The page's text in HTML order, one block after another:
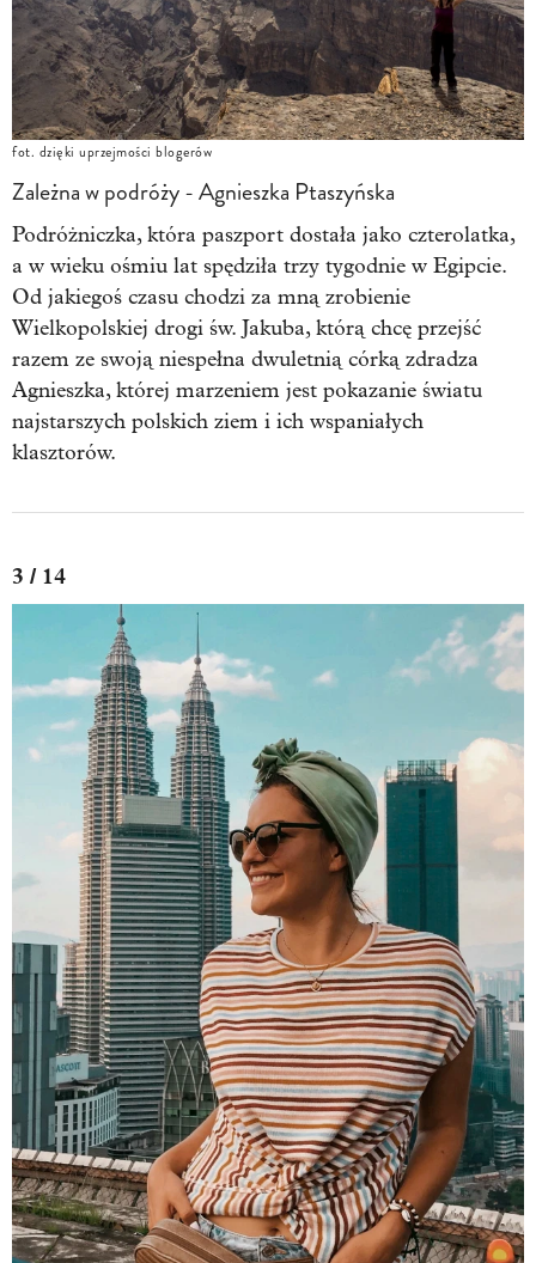
fot. dzięki uprzejmości blogerów
Zależna w podróży - Agnieszka Ptaszyńska
Podróżniczka, która paszport dostała jako czterolatka,
a w wieku ośmiu lat spędziła trzy tygodnie w Egipcie.
Od jakiegoś czasu chodzi za mną zrobienie
Wielkopolskiej drogi św. Jakuba, którą chcę przejść
razem ze swoją niespełna dwuletnią córką zdradza
Agnieszka, której marzeniem jest pokazanie światu
najstarszych polskich ziem i ich wspaniałych
klasztorów.
3 / 14